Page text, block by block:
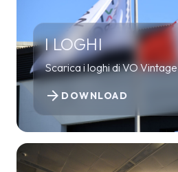
I LOGHI
Scarica i loghi di VO Vintage
DOWNLOAD
arrow_forward